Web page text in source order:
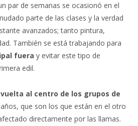
par de semanas se ocasionó en el
parte de las clases y la verdad
avanzados; tanto pintura,
También se está trabajando para
fuera y evitar este tipo de
edil.
vuelta al centro de los grupos de
que son los que están en el otro
directamente por las llamas.